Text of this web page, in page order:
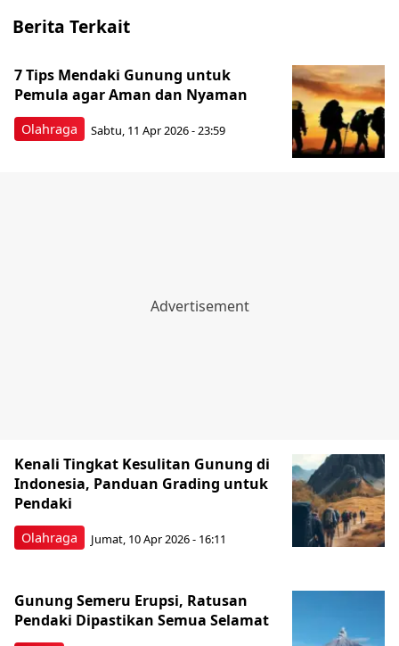
Berita Terkait
Olahraga
7 Tips Mendaki Gunung untuk
Pemula agar Aman dan Nyaman
Sabtu, 11 Apr 2026 - 23:59
Olahraga
Kenali Tingkat Kesulitan Gunung di
Indonesia, Panduan Grading untuk
Pendaki
Jumat, 10 Apr 2026 - 16:11
Gunung Semeru Erupsi, Ratusan
Pendaki Dipastikan Semua Selamat